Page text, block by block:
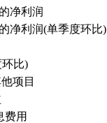
净利润
净利润(单季度环比)
比)
项目
费用